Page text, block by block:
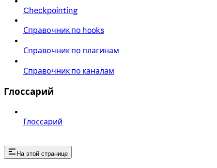
Checkpointing
Справочник по hooks
Справочник по плагинам
Справочник по каналам
Глоссарий
Глоссарий
На этой странице